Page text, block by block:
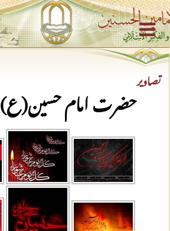
تصاویر
حضرت امام حسین(ع)